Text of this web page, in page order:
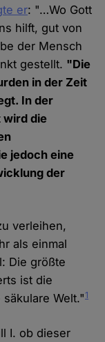
er: "…Wo Gott
hilft, gut von
der Mensch
gestellt. "Die
in der Zeit
In der
die
jedoch eine
der
verleihen,
als einmal
Die größte
ist die
Welt."1
I. ob dieser